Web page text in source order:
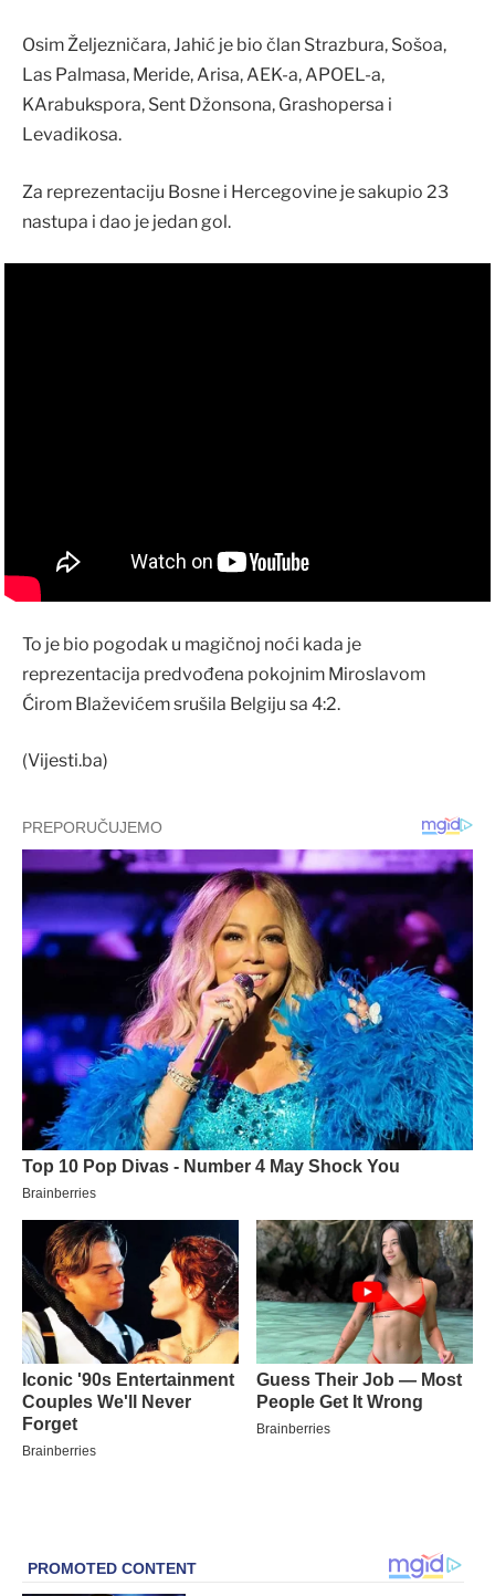
Osim Željezničara, Jahić je bio član Strazbura, Sošoa,
Las Palmasa, Meride, Arisa, AEK-a, APOEL-a,
KArabukspora, Sent Džonsona, Grashopersa i
Levadikosa.
Za reprezentaciju Bosne i Hercegovine je sakupio 23
nastupa i dao je jedan gol.
To je bio pogodak u magičnoj noći kada je
reprezentacija predvođena pokojnim Miroslavom
Ćirom Blaževićem srušila Belgiju sa 4:2.
(Vijesti.ba)